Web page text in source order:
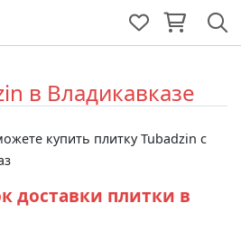
в Владикавказе
купить плитку Tubadzin с
доставки плитки в